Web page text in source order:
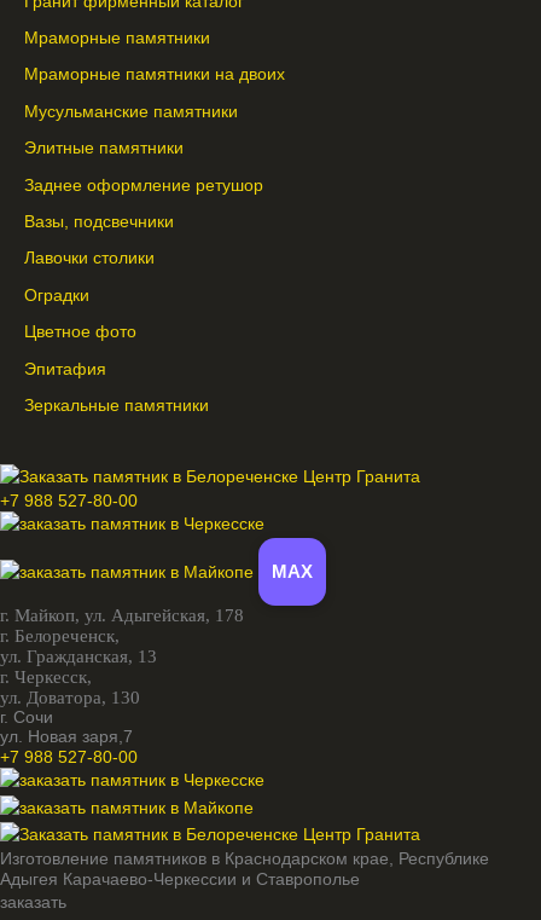
Мраморные памятники
Мраморные памятники на двоих
Мусульманские памятники
Элитные памятники
Заднее оформление ретушор
Вазы, подсвечники
Лавочки столики
Оградки
Цветное фото
Эпитафия
Зеркальные памятники
+7 988 527-80-00
MAX
г. Майкоп, ул. Адыгейская, 178
г. Белореченск,
ул. Гражданская, 13
г. Черкесск,
ул. Доватора, 130
г. Сочи
ул. Новая заря,7
+7 988 527-80-00
Изготовление памятников в Краснодарском крае, Республике
Адыгея Карачаево-Черкессии и Ставрополье
заказать